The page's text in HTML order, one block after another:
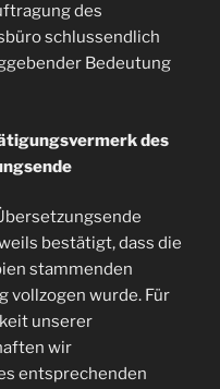
des
schlussendlich
Bedeutung
des
bestätigt, dass die
stammenden
vollzogen wurde. Für
unserer
wir
entsprechenden